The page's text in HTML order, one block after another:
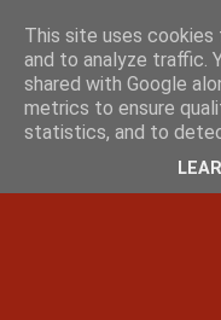
This site uses
and to analyze traffic.
shared with Google
metrics to ensure
statistics, and to